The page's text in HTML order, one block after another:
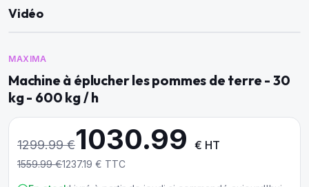
Vidéo
MAXIMA
Machine à éplucher les pommes de terre - 30
kg - 600 kg / h
1299.99€1030.99 € HT
1559.99€1237.19 € TTC